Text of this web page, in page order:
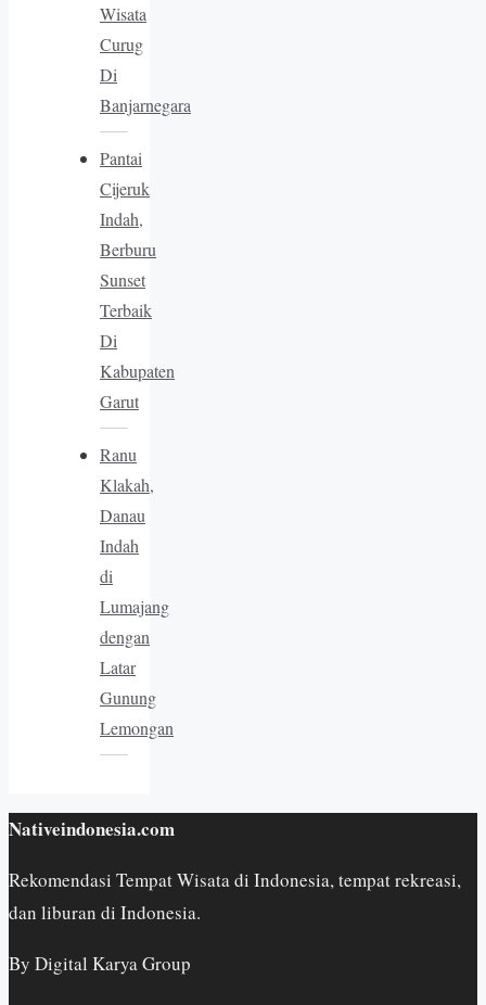
Wisata
Curug
Di
Banjarnegara
Pantai
Cijeruk
Indah,
Berburu
Sunset
Terbaik
Di
Kabupaten
Garut
Ranu
Klakah,
Danau
Indah
di
Lumajang
dengan
Latar
Gunung
Lemongan
Nativeindonesia.com
Rekomendasi Tempat Wisata di Indonesia, tempat rekreasi,
dan liburan di Indonesia.
By Digital Karya Group